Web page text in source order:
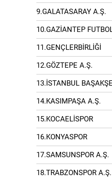
9.GALATASARAY A.Ş.
10.GAZİANTEP
11.GENÇLERBİRLİĞİ
12.GÖZTEPE A.Ş.
13.İSTANBUL
14.KASIMPAŞA A.Ş.
15.KOCAELİSPOR
16.KONYASPOR
17.SAMSUNSPOR A.Ş.
18.TRABZONSPOR A.Ş.